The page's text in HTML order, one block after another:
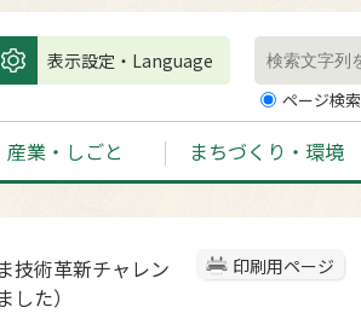
表示設定・Language
ページ検索
産業・しごと まちづくり・環境
印刷用ページ
技術革新チャレン
た）